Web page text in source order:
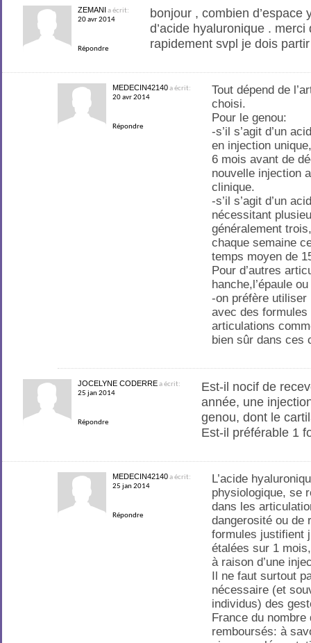
ZEMANI a écrit:
20 avr 2014
Répondre
bonjour , combien d’espace
d’acide hyaluronique .
rapidement svpl je dois
MEDECIN42140a écrit:
20 avr 2014
Répondre
Tout dépend de
choisi.
Pour le genou:
-s’il s’agit d’un
en injection
6 mois avant de
nouvelle injection
clinique.
-s’il s’agit d’un
nécessitant
généralement
chaque semaine
temps moyen de
Pour d’autres
hanche,l’épaule
-on préfère utiliser
avec des
articulations
bien sûr dans ces
JOCELYNE CODERREa écrit:
25 jan 2014
Répondre
Est-il nocif de
année, une
genou, dont le
Est-il préférable 1
MEDECIN42140a écrit:
25 jan 2014
Répondre
L’acide
physiologique, se
dans les
dangerosité ou de
formules justifient
étalées sur 1
à raison d’une
Il ne faut surtout
nécessaire (et
individus) des
France du
remboursés: à